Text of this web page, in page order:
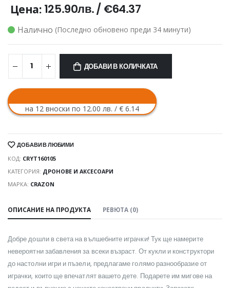
Цена: 125.90лв./€64.37
Налично (Последно обновено преди 34 минути)
ДОБАВИ В КОЛИЧКАТА
на 12 вноски по 12.00 лв. / € 6.14
ДОБАВИ В ЛЮБИМИ
КОД: CRYT160105
КАТЕГОРИЯ: ДРОНОВЕ И АКСЕСОАРИ
МАРКА: CRAZON
ОПИСАНИЕ НА ПРОДУКТА РЕВЮТА (0)
Добре дошли в света на вълшебните играчки! Тук ще намерите
невероятни забавления за всеки възраст. От кукли и конструктори
до настолни игри и пъзели, предлагаме голямо разнообразие от
играчки, които ще впечатлят вашето дете. Подарете им мигове на